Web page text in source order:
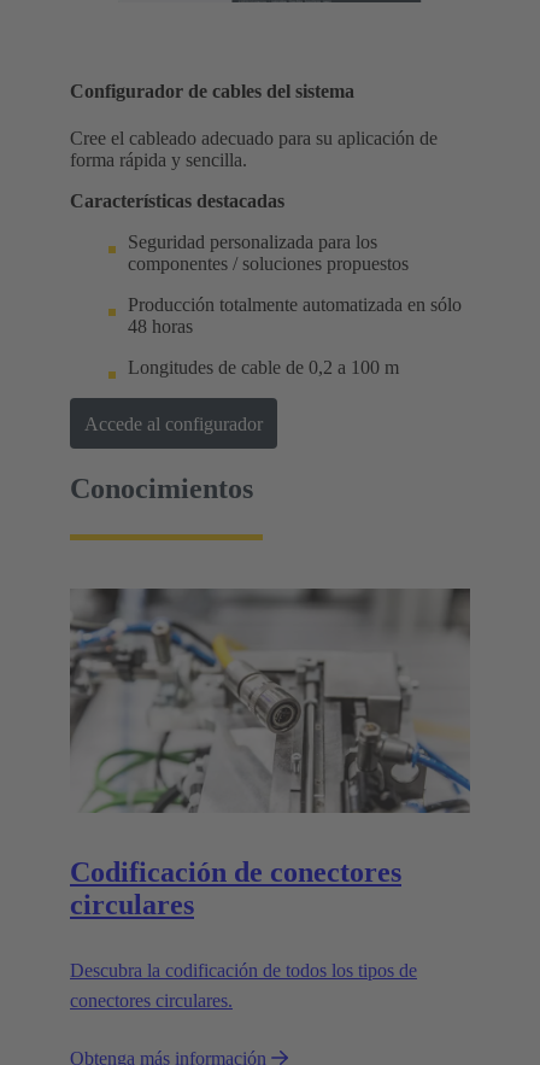
Configurador de cables del sistema
Cree el cableado adecuado para su aplicación de
forma rápida y sencilla.
Características destacadas
Seguridad personalizada para los
componentes / soluciones propuestos
Producción totalmente automatizada en sólo
48 horas
Longitudes de cable de 0,2 a 100 m
Accede al configurador
Conocimientos
Codificación de conectores
circulares
Descubra la codificación de todos los tipos de
conectores circulares.
Obtenga más información